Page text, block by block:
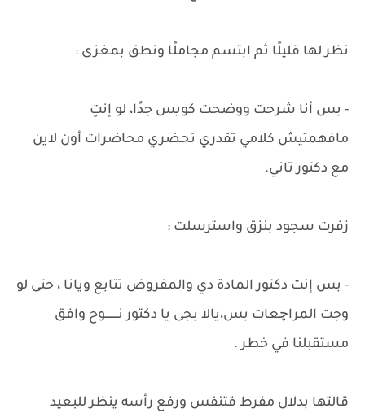
نظر لها قليلًا ثم ابتسم مجاملًا ونطق بمغزى :
- بس أنا شرحت ووضحت كويس جدًا، لو إنتِ
مافهمتيش كلامي تقدري تحضري محاضرات أون لاين
مع دكتور تاني.
زفرت سجود بنزق واسترسلت :
- بس إنت دكتور المادة دي والمفروض تتابع ويانا ، حتى لو
وجت المراچعات بس،يالا بجى يا دكتور نــــــــوح وافق
مستقبلنا في خطر .
قالتها بدلال مفرط فتنفس ورفع رأسه ينظر للبعيد